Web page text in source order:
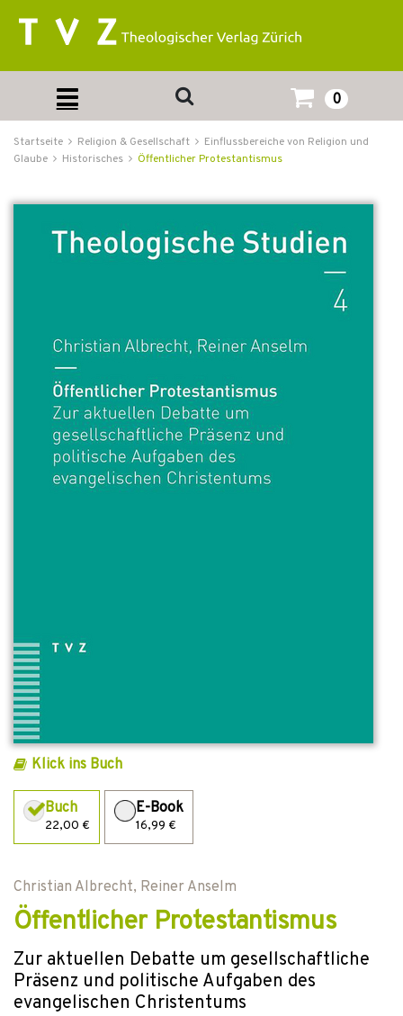
0
Startseite Religion & Gesellschaft
Einflussbereiche von Religion und
Glaube
Historisches Öffentlicher Protestantismus
Klick ins Buch
Buch
22,00 €
E-Book
16,99 €
Christian Albrecht, Reiner Anselm
Öffentlicher Protestantismus
Zur aktuellen Debatte um gesellschaftliche
Präsenz und politische Aufgaben des
evangelischen Christentums